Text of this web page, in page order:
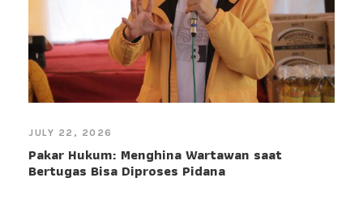
JULY 22, 2026
Pakar Hukum: Menghina Wartawan saat
Bertugas Bisa Diproses Pidana